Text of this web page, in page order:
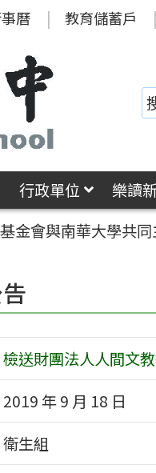
曆 教育儲蓄戶
行政單位 樂讀
金會與南華大學共
檢送財團法人人間文
2019 年 9 月 18 日
衛生組